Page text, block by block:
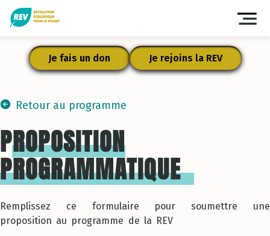
Je fais un don Je rejoins la REV
Retour au programme
PROPOSITION
PROGRAMMATIQUE
Remplissez ce formulaire pour soumettre une
proposition au programme de la REV